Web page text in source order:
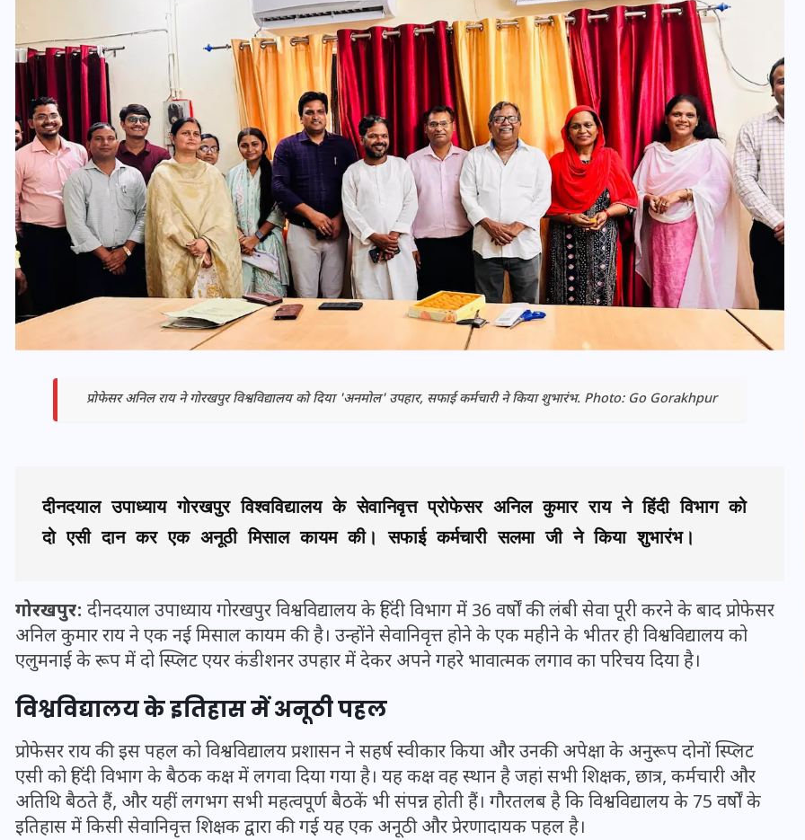
प्रोफेसर अनिल राय ने गोरखपुर विश्वविद्यालय को दिया 'अनमोल' उपहार, सफाई कर्मचारी ने किया शुभारंभ. Photo: Go Gorakhpur
दीनदयाल उपाध्याय गोरखपुर विश्वविद्यालय के सेवानिवृत्त प्रोफेसर अनिल कुमार राय ने हिंदी विभाग को
दो एसी दान कर एक अनूठी मिसाल कायम की। सफाई कर्मचारी सलमा जी ने किया शुभारंभ।
गोरखपुर: दीनदयाल उपाध्याय गोरखपुर विश्वविद्यालय के हिंदी विभाग में 36 वर्षों की लंबी सेवा पूरी करने के बाद प्रोफेसर
अनिल कुमार राय ने एक नई मिसाल कायम की है। उन्होंने सेवानिवृत्त होने के एक महीने के भीतर ही विश्वविद्यालय को
एलुमनाई के रूप में दो स्प्लिट एयर कंडीशनर उपहार में देकर अपने गहरे भावात्मक लगाव का परिचय दिया है।
विश्वविद्यालय के इतिहास में अनूठी पहल
प्रोफेसर राय की इस पहल को विश्वविद्यालय प्रशासन ने सहर्ष स्वीकार किया और उनकी अपेक्षा के अनुरूप दोनों स्प्लिट
एसी को हिंदी विभाग के बैठक कक्ष में लगवा दिया गया है। यह कक्ष वह स्थान है जहां सभी शिक्षक, छात्र, कर्मचारी और
अतिथि बैठते हैं, और यहीं लगभग सभी महत्वपूर्ण बैठकें भी संपन्न होती हैं। गौरतलब है कि विश्वविद्यालय के 75 वर्षों के
इतिहास में किसी सेवानिवृत्त शिक्षक द्वारा की गई यह एक अनूठी और प्रेरणादायक पहल है।
यूपी लेखपाल भर्ती: ओबीसी को
मिली बड़ी राहत, 2158 पदों पर
बंपर वैकेंसी, जनरल कोटे में भारी
कटौती
29 दिसम्बर 2025
वोटर लिस्ट पुनरीक्षण कार्यक्रम में
हुआ बदलाव, देखें नई तारीखों की
पूरी लिस्ट
30 दिसम्बर 2025
अड़चन: डेटा सिक्योरिटी और
स्पेक्ट्रम की कीमत पर फंसा पेंच,
आया बड़ा अपडेट
अड़चन: डेटा सिक्योरिटी और
स्पेक्ट्रम की कीमत पर फंसा पेंच,
आया बड़ा अपडेट